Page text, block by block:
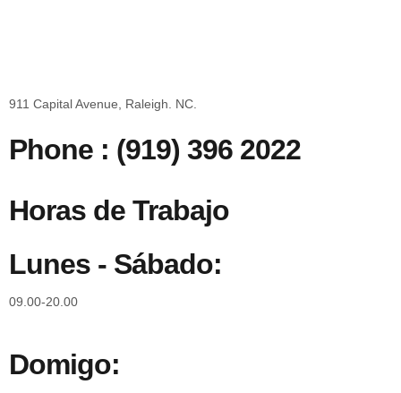
911 Capital Avenue, Raleigh. NC.
Phone : (919) 396 2022
Horas de Trabajo
Lunes - Sábado:
09.00-20.00
Domigo: